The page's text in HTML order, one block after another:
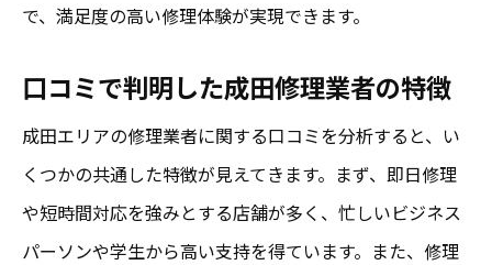
で、満足度の高い修理体験が実現できます。
口コミで判明した成田修理業者の特徴
成田エリアの修理業者に関する口コミを分析すると、い
くつかの共通した特徴が見えてきます。まず、即日修理
や短時間対応を強みとする店舗が多く、忙しいビジネス
パーソンや学生から高い支持を得ています。また、修理